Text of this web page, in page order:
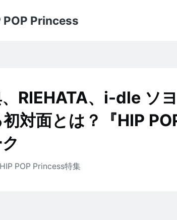
POP Princess
RIEHATA、i-dle ソ
対面とは？『HIP
HIP POP Princess特集